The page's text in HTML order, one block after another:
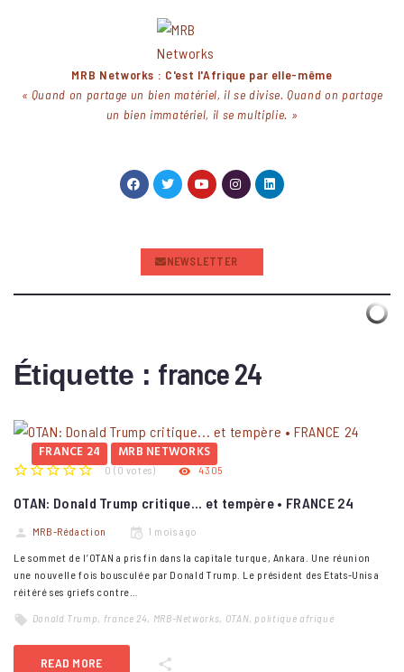
MRB Networks : C'est l'Afrique par elle-même
« Quand on partage un bien matériel, il se divise. Quand on partage
un bien immatériel, il se multiplie. »
NEWSLETTER
Étiquette : france 24
FRANCE 24 MRB NETWORKS
0 ( 0 votes) 4305
OTAN: Donald Trump critique... et tempère • FRANCE 24
MRB-Rédaction 1 mois ago
Le sommet de l’OTAN a pris fin dans la capitale turque, Ankara. Une réunion
une nouvelle fois bousculée par Donald Trump. Le président des Etats-Unis a
réitéré ses griefs contre…
Donald Trump, france 24, MRB-Networks, OTAN, politique afrique
READ MORE